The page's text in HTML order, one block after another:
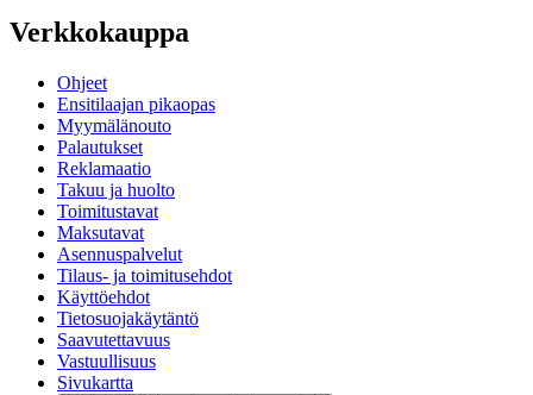
Verkkokauppa
Ohjeet
Ensitilaajan pikaopas
Myymälänouto
Palautukset
Reklamaatio
Takuu ja huolto
Toimitustavat
Maksutavat
Asennuspalvelut
Tilaus- ja toimitusehdot
Käyttöehdot
Tietosuojakäytäntö
Saavutettavuus
Vastuullisuus
Sivukartta